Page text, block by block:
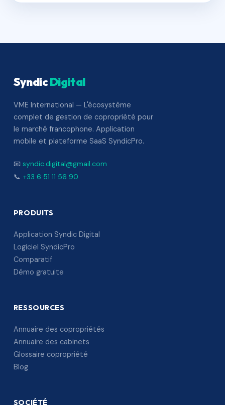
SyndicDigital
VME International — L'écosystème
complet de gestion de copropriété pour
le marché francophone. Application
mobile et plateforme SaaS SyndicPro.
📧 syndic.digital@gmail.com
📞 +33 6 51 11 56 90
PRODUITS
Application Syndic Digital
Logiciel SyndicPro
Comparatif
Démo gratuite
RESSOURCES
Annuaire des copropriétés
Annuaire des cabinets
Glossaire copropriété
Blog
SOCIÉTÉ